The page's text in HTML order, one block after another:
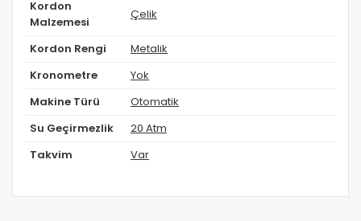
Kordon
Malzemesi
Çelik
Kordon Rengi Metalik
Kronometre Yok
Makine Türü Otomatik
Su Geçirmezlik 20 Atm
Takvim Var